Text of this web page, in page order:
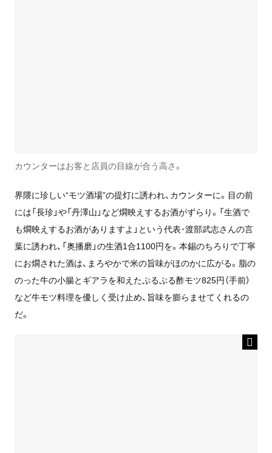
カウンターはお客と店員の目線が合う高さ。
界隈に珍しい“モツ酒場”の提灯に誘われ、カウンターに。目の前
には「長珍」や「丹澤山」など燗映えするお酒がずらり。「生酒で
も燗映えするお酒がありますよ」という代表･渡部武志さんの言
葉に誘われ、「奥播磨」の生酒1合1100円を。本錫のちろりで丁寧
にお燗された酒は、まろやかで米の旨味がほのかに広がる。脂の
のった牛の小腸とギアラを和えたぷるぷる酢モツ825円（手前）
など牛モツ料理を優しく受け止め、旨味を膨らませてくれるの
だ。